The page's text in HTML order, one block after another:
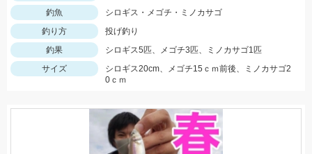
釣魚
シロギス・メゴチ・ミノカサゴ
釣り方
投げ釣り
釣果
シロギス5匹、メゴチ3匹、ミノカサゴ1匹
サイズ
シロギス20cm、メゴチ15ｃｍ前後、ミノカサゴ2
0ｃｍ